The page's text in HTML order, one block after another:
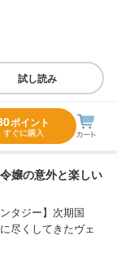
試し読み
ポイント
すぐに購入
嬢の意外と楽しい
タジー】次期国
尽くしてきたヴェ